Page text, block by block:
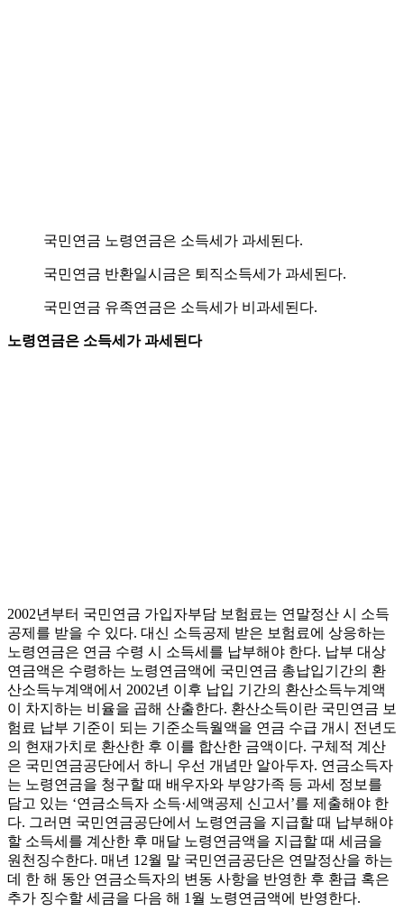
국민연금 노령연금은 소득세가 과세된다.
국민연금 반환일시금은 퇴직소득세가 과세된다.
국민연금 유족연금은 소득세가 비과세된다.
노령연금은 소득세가 과세된다
2002년부터 국민연금 가입자부담 보험료는 연말정산 시 소득
공제를 받을 수 있다. 대신 소득공제 받은 보험료에 상응하는
노령연금은 연금 수령 시 소득세를 납부해야 한다. 납부 대상
연금액은 수령하는 노령연금액에 국민연금 총납입기간의 환
산소득누계액에서 2002년 이후 납입 기간의 환산소득누계액
이 차지하는 비율을 곱해 산출한다. 환산소득이란 국민연금 보
험료 납부 기준이 되는 기준소득월액을 연금 수급 개시 전년도
의 현재가치로 환산한 후 이를 합산한 금액이다. 구체적 계산
은 국민연금공단에서 하니 우선 개념만 알아두자. 연금소득자
는 노령연금을 청구할 때 배우자와 부양가족 등 과세 정보를
담고 있는 ‘연금소득자 소득·세액공제 신고서’를 제출해야 한
다. 그러면 국민연금공단에서 노령연금을 지급할 때 납부해야
할 소득세를 계산한 후 매달 노령연금액을 지급할 때 세금을
원천징수한다. 매년 12월 말 국민연금공단은 연말정산을 하는
데 한 해 동안 연금소득자의 변동 사항을 반영한 후 환급 혹은
추가 징수할 세금을 다음 해 1월 노령연금액에 반영한다.